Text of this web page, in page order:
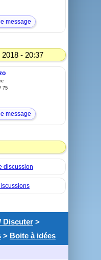
message
- 20:37
75
message
discussion
Discuter >
> Boite à idées